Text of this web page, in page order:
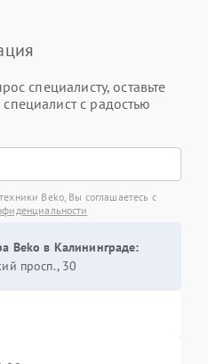
специалисту, оставьте
с радостью
Beko, Вы соглашаетесь с
Beko в Калининграде:
просп., 30